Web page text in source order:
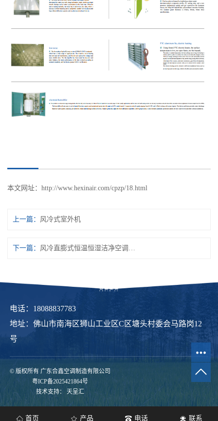
本文网址： http://www.hexinair.com/cpzp/18.html
上一篇： 风冷式室外机
下一篇：
© 版权所有 广东合鑫空调制造有限公司
粤ICP备2025421864号
技术支持： 天呈汇
电话：18088837783
地址：佛山市南海区狮山工业区C区塘头村委会马路岗12
号
首页 产品 电话 联系